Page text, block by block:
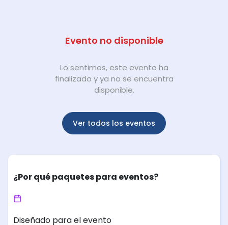
Evento no disponible
Lo sentimos, este evento ha
finalizado y ya no se encuentra
disponible.
Ver todos los eventos
¿Por qué paquetes para eventos?
Diseñado para el evento